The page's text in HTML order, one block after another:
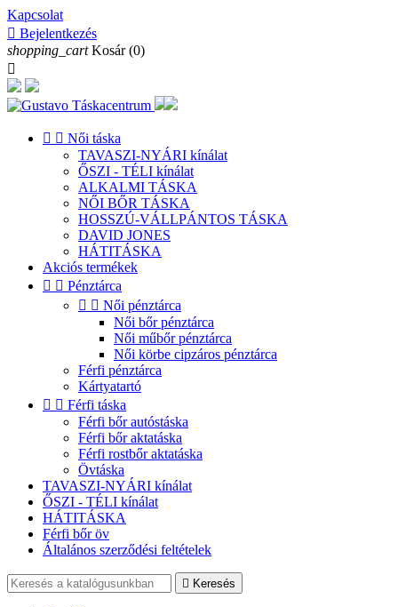
Kapcsolat
 Bejelentkezés
shopping_cart Kosár (0)

  Női táska
TAVASZI-NYÁRI kínálat
ŐSZI - TÉLI kínálat
ALKALMI TÁSKA
NŐI BŐR TÁSKA
HOSSZÚ-VÁLLPÁNTOS TÁSKA
DAVID JONES
HÁTITÁSKA
Akciós termékek
  Pénztárca
  Női pénztárca
Női bőr pénztárca
Női műbőr pénztárca
Női körbe cipzáros pénztárca
Férfi pénztárca
Kártyatartó
  Férfi táska
Férfi bőr autóstáska
Férfi bőr aktatáska
Férfi rostbőr aktatáska
Övtáska
TAVASZI-NYÁRI kínálat
ŐSZI - TÉLI kínálat
HÁTITÁSKA
Férfi bőr öv
Általános szerződési feltételek
 Keresés